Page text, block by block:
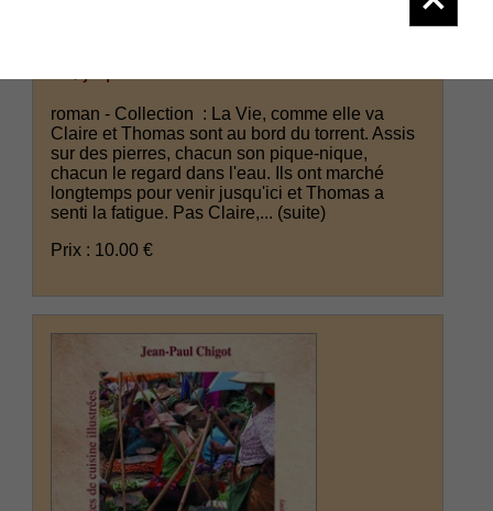
roman - Collection : La Vie, comme elle va
Claire et Thomas sont au bord du torrent. Assis
sur des pierres, chacun son pique-nique,
chacun le regard dans l'eau. Ils ont marché
longtemps pour venir jusqu'ici et Thomas a
senti la fatigue. Pas Claire,... (suite)
Prix : 10.00 €